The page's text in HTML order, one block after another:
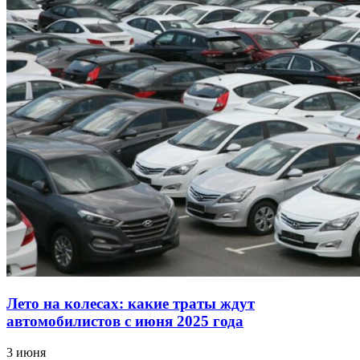
Лето на колесах: какие траты ждут
автомобилистов с июня 2025 года
3 июня